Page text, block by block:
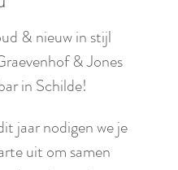
& nieuw in stijl
& Jones
in Schilde!
jaar nodigen we je
uit om samen